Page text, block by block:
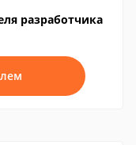
разработчика